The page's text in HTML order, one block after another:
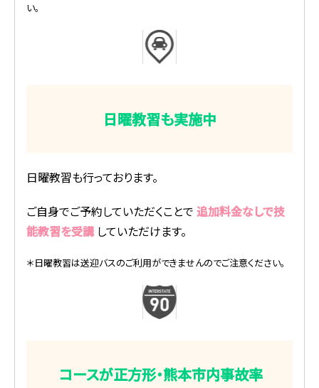
い。
日曜教習も実施中
日曜教習も行っております。
ご自身でご予約していただくことで 追加料金なしで技
能教習を受講 していただけます。
＊日曜教習は送迎バスのご利用ができませんのでご注意ください。
コースが正方形・熊本市内事故率